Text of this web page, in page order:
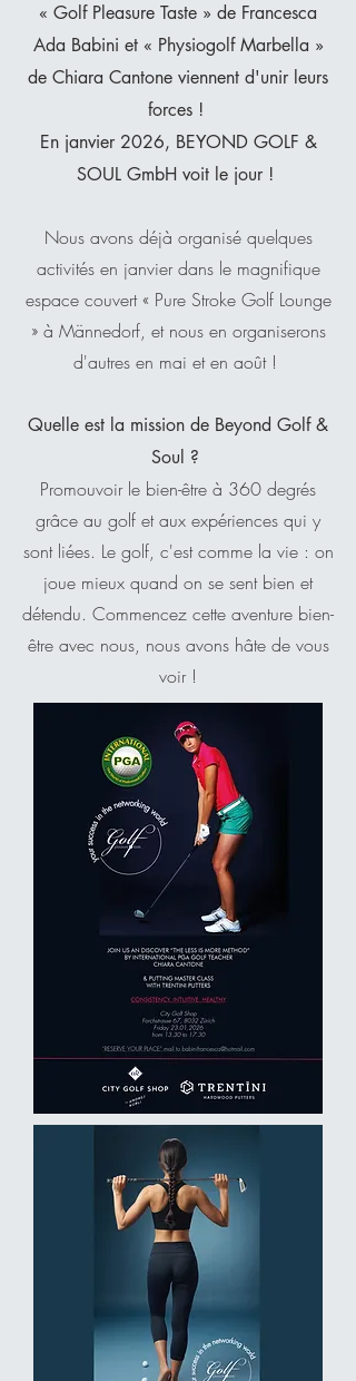
« Golf Pleasure Taste » de Francesca
Ada Babini et « Physiogolf Marbella »
de Chiara Cantone viennent d'unir leurs
forces !
En janvier 2026, BEYOND GOLF &
SOUL GmbH voit le jour !
Nous avons déjà organisé quelques
activités en janvier dans le magnifique
espace couvert « Pure Stroke Golf Lounge
» à Männedorf, et nous en organiserons
d'autres en mai et en août !
Quelle est la mission de Beyond Golf &
Soul ?
Promouvoir le bien-être à 360 degrés
grâce au golf et aux expériences qui y
sont liées. Le golf, c'est comme la vie : on
joue mieux quand on se sent bien et
détendu. Commencez cette aventure bien-
être avec nous, nous avons hâte de vous
voir !